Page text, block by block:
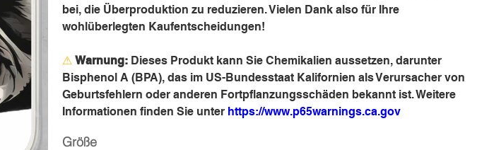
bei, die Überproduktion zu reduzieren. Vielen Dank also für Ihre
wohlüberlegten Kaufentscheidungen!
⚠ Warnung: Dieses Produkt kann Sie Chemikalien aussetzen, darunter
Bisphenol A (BPA), das im US-Bundesstaat Kalifornien als Verursacher von
Geburtsfehlern oder anderen Fortpflanzungsschäden bekannt ist. Weitere
Informationen finden Sie unter https://www.p65warnings.ca.gov
Größe